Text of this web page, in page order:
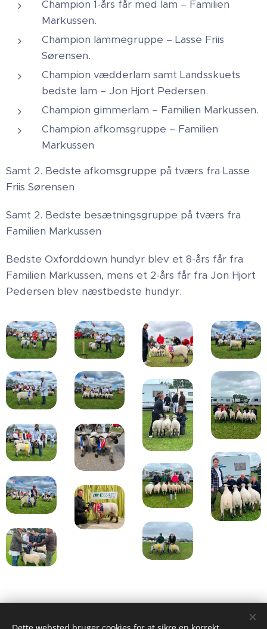
Champion 1-års får med lam – Familien
Markussen.
Champion lammegruppe – Lasse Friis
Sørensen.
Champion vædderlam samt Landsskuets
bedste lam – Jon Hjort Pedersen.
Champion gimmerlam – Familien Markussen.
Champion afkomsgruppe – Familien
Markussen
Samt 2. Bedste afkomsgruppe på tværs fra Lasse
Friis Sørensen
Samt 2. Bedste besætningsgruppe på tværs fra
Familien Markussen
Bedste Oxforddown hundyr blev et 8-års får fra
Familien Markussen, mens et 2-års får fra Jon Hjort
Pedersen blev næstbedste hundyr.